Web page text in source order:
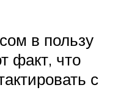
в пользу
факт, что
с